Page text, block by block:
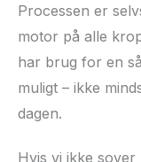
Processen er
motor på alle
har brug for en
muligt – ikke
dagen.
Hvis vi ikke